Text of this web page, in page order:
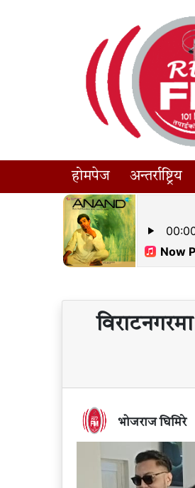
होमपेज अन्तर्राष्ट्रिय
भोजराज घिमिरे